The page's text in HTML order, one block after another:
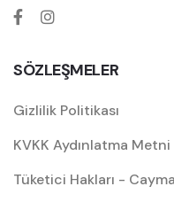
SÖZLEŞMELER
Gizlilik Politikası
KVKK Aydınlatma Metni
Tüketici Hakları -